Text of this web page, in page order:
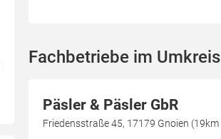
Fachbetriebe im
Päsler & Päsler GbR
Friedensstraße 45, 17179 Gnoien